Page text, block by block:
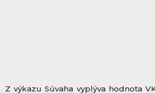
Z výkazu Súvaha vyplýva hodnota